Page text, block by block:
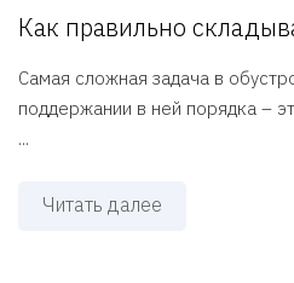
Как правильно
Самая сложная задача в
поддержании в ней порядка –
...
Читать далее